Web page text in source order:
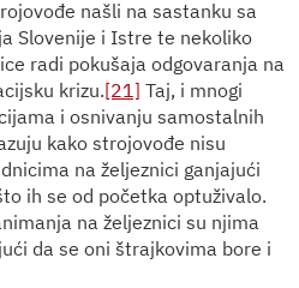
našli na sastanku sa
Slovenije i Istre te nekoliko
radi pokušaja odgovaranja na
krizu.[21] Taj, i mnogi
i osnivanju samostalnih
kako strojovođe nisu
na željeznici ganjajući
ih se od početka optuživalo.
na željeznici su njima
da se oni štrajkovima bore i